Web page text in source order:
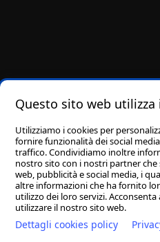
Fai una
Questo sito web utilizza
Utilizziamo i cookies per
fornire funzionalità dei social
traffico. Condividiamo inoltre
nostro sito con i nostri partner che
web, pubblicità e social media, i
altre informazioni che ha fornito
utilizzo dei loro servizi.
utilizzare il nostro sito web.
Dettagli cookies policy